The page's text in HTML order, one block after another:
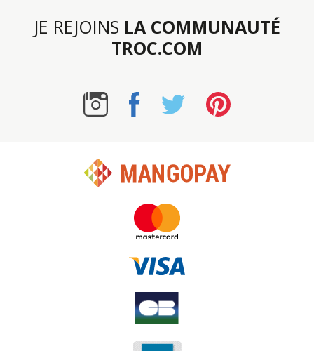
JE REJOINS LA COMMUNAUTÉ
TROC.COM